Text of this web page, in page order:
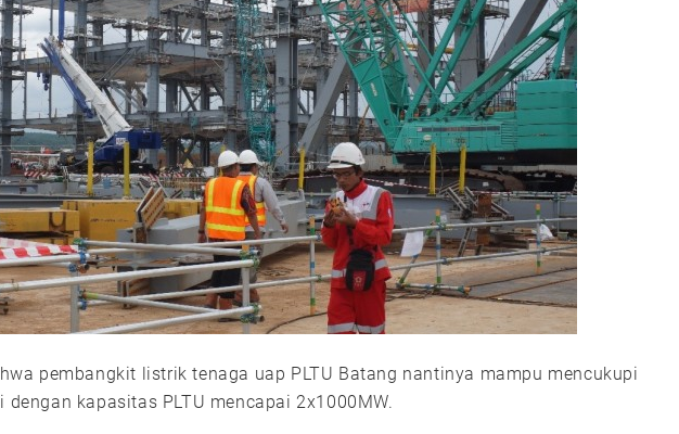
pembangkit listrik tenaga uap PLTU Batang nantinya mampu mencukupi
kapasitas PLTU mencapai 2x1000MW.